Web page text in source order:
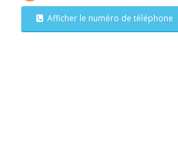
Afficher le numéro de téléphone